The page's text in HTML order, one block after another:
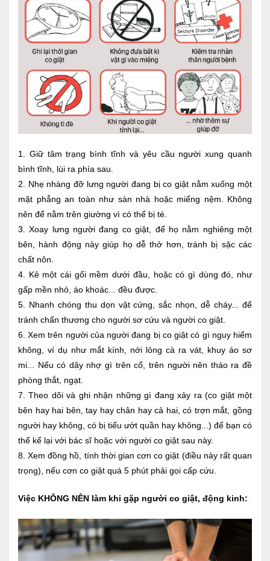
Dịch vụ Y tế gia đình – MEDI-HOME
Lấy mẫu xét nghiệm tại nhà
Bảo hiểm Y tế
Bảo lãnh viện phí HỎI ĐÁP
TUYỂN DỤNG TRA CỨU HỒ SƠ
1. Giữ tâm trạng bình tĩnh và yêu cầu người xung quanh
bình tĩnh, lùi ra phía sau.
2. Nhẹ nhàng đỡ lưng người đang bị co giật nằm xuống một
mặt phẳng an toàn như sàn nhà hoặc miếng nệm. Không
nên để nằm trên giường vì có thể bị té.
3. Xoay lưng người đang co giật, để họ nằm nghiêng một
bên, hành động này giúp họ dễ thở hơn, tránh bị sặc các
chất nôn.
4. Kê một cái gối mềm dưới đầu, hoặc có gì dùng đó, như
gấp mền nhỏ, áo khoác... đều được.
5. Nhanh chóng thu dọn vật cứng, sắc nhọn, dễ cháy... để
tránh chấn thương cho người sơ cứu và người co giật.
6. Xem trên người của người đang bị co giật có gì nguy hiểm
không, ví dụ như mắt kính, nới lỏng cà ra vát, khuy áo sơ
mi... Nếu có dây nhợ gì trên cổ, trên người nên tháo ra đề
phòng thắt, ngạt.
7. Theo dõi và ghi nhận những gì đang xảy ra (co giật một
bên hay hai bên, tay hay chân hay cả hai, có trợn mắt, gồng
người hay không, có bị tiểu ướt quần hay không...) để bạn có
thể kể lại với bác sĩ hoặc với người co giật sau này.
8. Xem đồng hồ, tính thời gian cơn co giật (điều này rất quan
trọng), nếu cơn co giật quá 5 phút phải gọi cấp cứu.
Việc KHÔNG NÊN làm khi gặp người co giật, động kinh: